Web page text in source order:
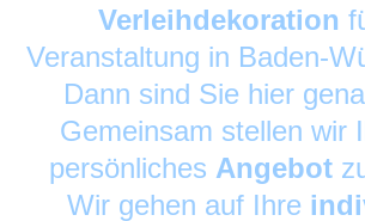
Verleihdekoration
Veranstaltung in Baden-
Dann sind Sie hier
Gemeinsam stellen wir
persönliches Angebot
Wir gehen auf Ihre